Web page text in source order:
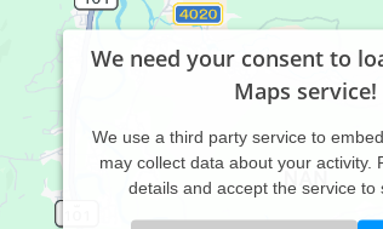
We need your consent to
Maps service!
We use a third party service to
may collect data about your activity.
details and accept the service to